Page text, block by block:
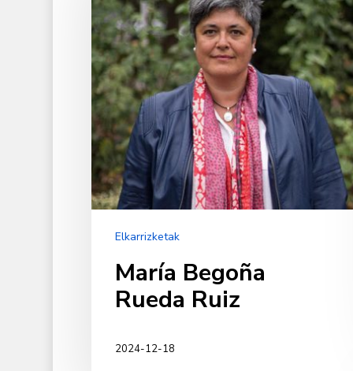
Ruiz
Elkarrizketak
María Begoña
Rueda Ruiz
2024-12-18